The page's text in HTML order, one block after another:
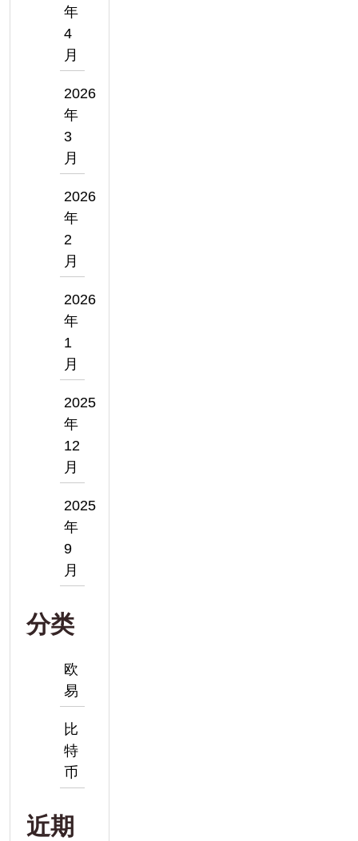
年
4
月
2026
年
3
月
2026
年
2
月
2026
年
1
月
2025
年
12
月
2025
年
9
月
分类
欧
易
比
特
币
近期